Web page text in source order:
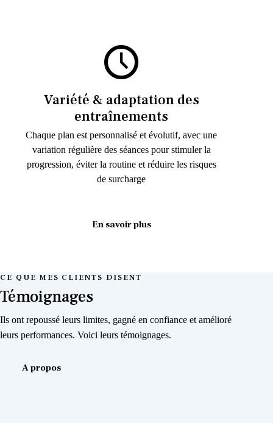
Variété & adaptation des
entraînements
Chaque plan est personnalisé et évolutif, avec une
variation régulière des séances pour stimuler la
progression, éviter la routine et réduire les risques
de surcharge
En savoir plus
CE QUE MES CLIENTS DISENT
Témoignages
Ils ont repoussé leurs limites, gagné en confiance et amélioré
leurs performances. Voici leurs témoignages.
A propos